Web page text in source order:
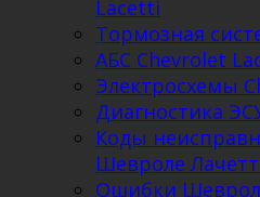
Lacetti
Тормозная
АБС Chevrolet
Электросхемы
Диагностика
Коды
Шевроле
Ошибки